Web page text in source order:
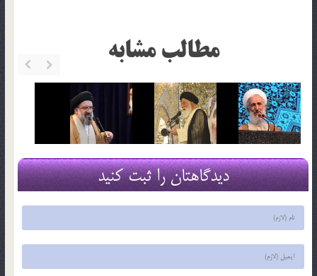
مطالب مشابه
دیدگاهتان را ثبت کنید